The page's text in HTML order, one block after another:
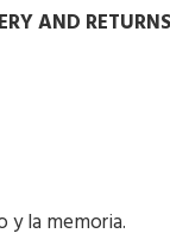
AND
y la memoria.